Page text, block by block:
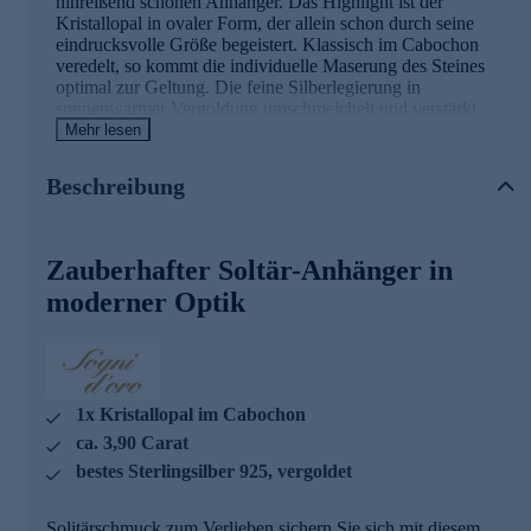
Kristallopal in ovaler Form, der allein schon durch seine
eindrucksvolle Größe begeistert. Klassisch im Cabochon
veredelt, so kommt die individuelle Maserung des Steines
optimal zur Geltung. Die feine Silberlegierung in
sonnenwarmer Vergoldung umschmeichelt und verstärkt
noch das Strahlen des Opals.
enthalten. Passende Ketten zu diesem Anhänger finden Sie
Ihr Vorteil: Schmuck in geprüfter Top-
Qualität
keine Kompromisse ein. Unsere Schmuckwaren durchlaufen
in unserer Qualitätssicherung sowie seitens unserer
Lieferanten strengste Prüfprozesse. Unter anderem gehört
dazu die Prüfung auf Konformität mit den Bestimmungen
der Schweizer Edelmetallkontrollgesetzgebung.
Auslieferung mit Zertifikat.
und jetzt per Online-Bestellung.
Mehr lesen
Beschreibung
Zauberhafter Soltär-Anhänger in
moderner Optik
1x Kristallopal im Cabochon
ca. 3,90 Carat
bestes Sterlingsilber 925, vergoldet